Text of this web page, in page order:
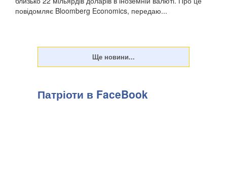
повідомляє Bloomberg Economics, передаю...
Патріоти в FaceBook